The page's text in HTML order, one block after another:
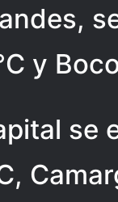
y
se